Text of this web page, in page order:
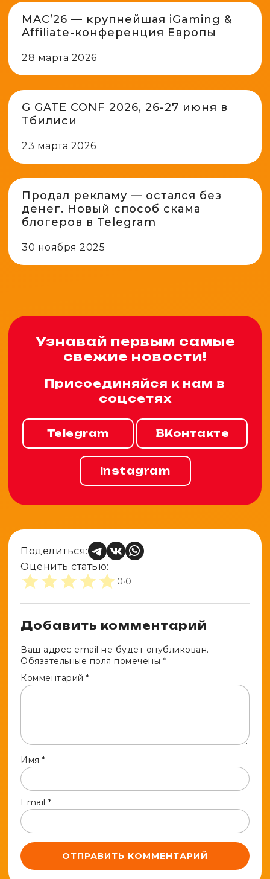
Узнавай первым самые
свежие новости!
Присоединяйся к нам в
соцсетях
Telegram ВКонтакте
Instagram
MAC’26 — крупнейшая iGaming &
Affiliate-конференция Европы
28 марта 2026
G GATE CONF 2026, 26-27 июня в
Тбилиси
23 марта 2026
Продал рекламу — остался без
денег. Новый способ скама
блогеров в Telegram
30 ноября 2025
Поделиться:
Оценить статью:
0·0
Добавить комментарий
Ваш адрес email не будет опубликован.
Обязательные поля помечены *
Комментарий *
Имя *
Email *